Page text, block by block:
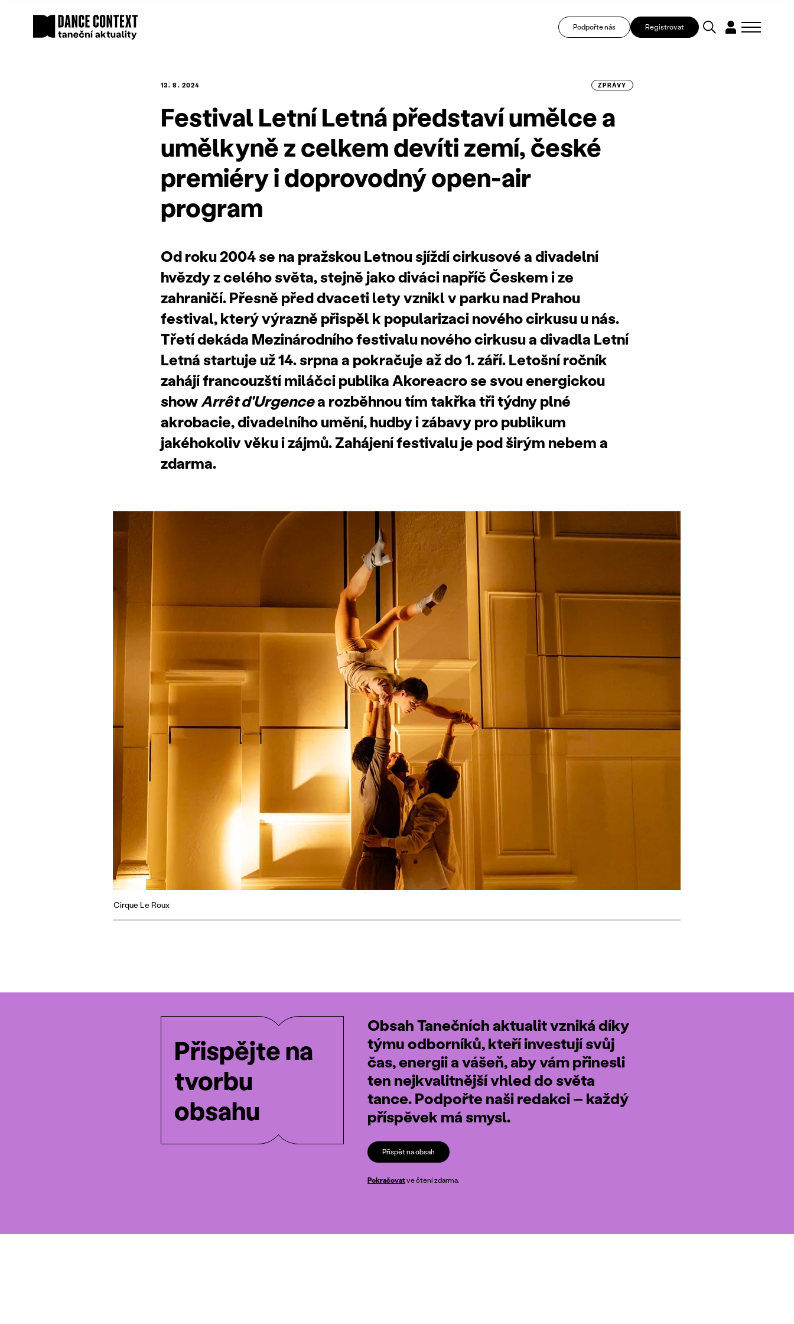
Podpořte nás Registrovat
13. 8. 2024 ZPRÁVY
Festival Letní Letná představí umělce a
umělkyně z celkem devíti zemí, české
premiéry i doprovodný open-air
program
Od roku 2004 se na pražskou Letnou sjíždí cirkusové a divadelní
hvězdy z celého světa, stejně jako diváci napříč Českem i ze
zahraničí. Přesně před dvaceti lety vznikl v parku nad Prahou
festival, který výrazně přispěl k popularizaci nového cirkusu u nás.
Třetí dekáda Mezinárodního festivalu nového cirkusu a divadla Letní
Letná startuje už 14. srpna a pokračuje až do 1. září. Letošní ročník
zahájí francouzští miláčci publika Akoreacro se svou energickou
showArrêt d'Urgencea rozběhnou tím takřka tři týdny plné
akrobacie, divadelního umění, hudby i zábavy pro publikum
jakéhokoliv věku i zájmů. Zahájení festivalu je pod širým nebem a
zdarma.
Cirque Le Roux
Přispějte na
tvorbu
obsahu
Obsah Tanečních aktualit vzniká díky
týmu odborníků, kteří investují svůj
čas, energii a vášeň, aby vám přinesli
ten nejkvalitnější vhled do světa
tance. Podpořte naši redakci – každý
příspěvek má smysl.
Přispět na obsah
Pokračovatve čtení zdarma.